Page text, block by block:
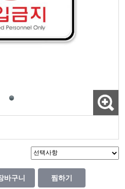
바구니 찜하기